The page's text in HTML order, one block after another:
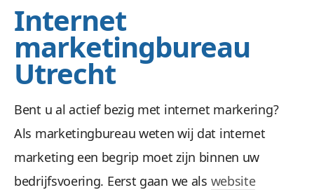
Internet
marketingbureau
Utrecht
Bent u al actief bezig met internet markering?
Als marketingbureau weten wij dat internet
marketing een begrip moet zijn binnen uw
bedrijfsvoering. Eerst gaan we als website